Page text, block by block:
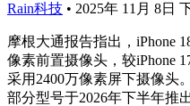
Rain科技 • 2025年 11月 8日
摩根大通报告指出，iPhone
像素前置摄像头，较iPhone
采用2400万像素屏下摄像头
部分型号于2026年下半年推